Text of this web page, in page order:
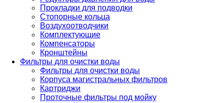
Прокладки для подводки
Стопорные кольца
Воздухоотводчики
Комплектующие
Компенсаторы
Кронштейны
Фильтры для очистки воды
Фильтры для очистки воды
Корпуса магистральных фильтров
Картриджи
Проточные фильтры под мойку